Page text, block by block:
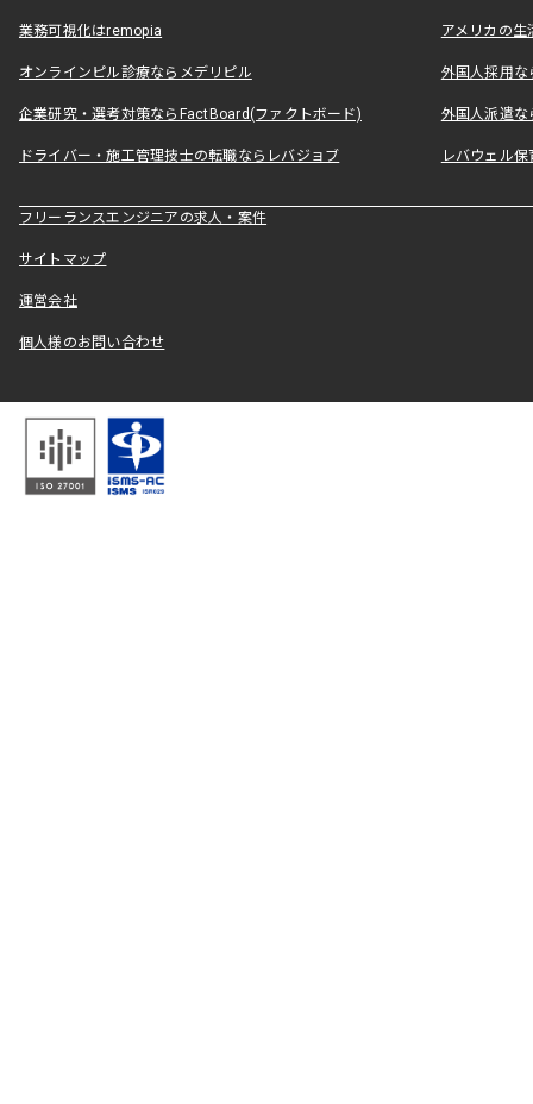
業務可視化はremopia アメリカの
オンラインピル診療ならメデリピル 外国人採用
企業研究・選考対策ならFactBoard(ファクトボード) 外国人派遣な
ドライバー・施工管理技士の転職ならレバジョブ レバウェル
フリーランスエンジニアの求人・案件
サイトマップ
運営会社
個人様のお問い合わせ